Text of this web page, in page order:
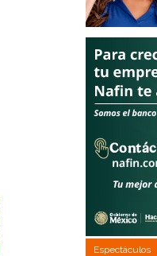
Espectáculos